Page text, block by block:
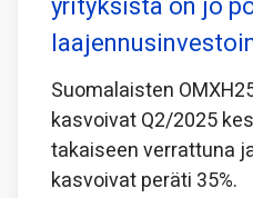
Suomalaisten
kasvoivat Q2/2025
takaiseen verrattuna
kasvoivat peräti 35%.